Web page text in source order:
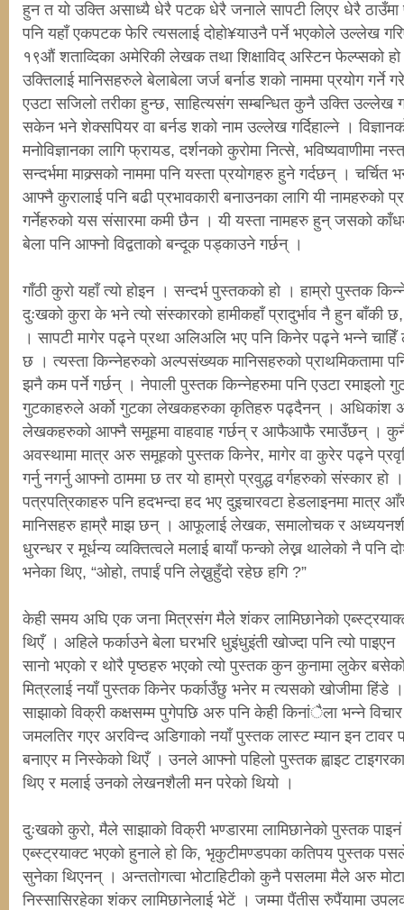
हुन त यो उक्ति असाध्यै धेरै पटक धेरै जनाले सापटी लिएर धेरै
पनि यहाँ एकपटक फेरि त्यसलाई दोहो¥याउनै पर्ने भएकोले उल्लेख
१९औं शताव्दिका अमेरिकी लेखक तथा शिक्षाविद् अस्टिन फेल्प्सको
उक्तिलाई मानिसहरुले बेलाबेला जर्ज बर्नाड शको नाममा प्रयोग गर्ने
एउटा सजिलो तरीका हुन्छ, साहित्यसंग सम्बन्धित कुनै उक्ति उल्लेख
सकेन भने शेक्सपियर वा बर्नड शको नाम उल्लेख गर्दिहाल्ने ।
मनोविज्ञानका लागि फ्रायड, दर्शनको कुरोमा नित्से, भविष्यवाणीमा
सन्दर्भमा माक्र्सको नाममा पनि यस्ता प्रयोगहरु हुने गर्दछन् । चर्चित
आफ्नै कुरालाई पनि बढी प्रभावकारी बनाउनका लागि यी नामहरुको
गर्नेहरुको यस संसारमा कमी छैन । यी यस्ता नामहरु हुन् जसको
बेला पनि आफ्नो विद्वताको बन्दूक पड्काउने गर्छन् ।
गाँठी कुरो यहाँ त्यो होइन । सन्दर्भ पुस्तकको हो । हाम्रो पुस्तक
दुःखको कुरा के भने त्यो संस्कारको हामीकहाँ प्रादुर्भाव नै हुन
। सापटी मागेर पढ्ने प्रथा अलिअलि भए पनि किनेर पढ्ने भन्ने
छ । त्यस्ता किन्नेहरुको अल्पसंख्यक मानिसहरुको प्राथमिकतामा
झनै कम पर्ने गर्छन् । नेपाली पुस्तक किन्नेहरुमा पनि एउटा रमाइलो
गुटकाहरुले अर्को गुटका लेखकहरुका कृतिहरु पढ्दैनन् । अधिकांश
लेखकहरुको आफ्नै समूहमा वाहवाह गर्छन् र आफैआफै रमाउँछन् ।
अवस्थामा मात्र अरु समूहको पुस्तक किनेर, मागेर वा कुरेर पढ्ने
गर्नु नगर्नु आफ्नो ठाममा छ तर यो हाम्रो प्रवुद्ध वर्गहरुको संस्कार
पत्रपत्रिकाहरु पनि हदभन्दा हद भए दुइचारवटा हेडलाइनमा मात्र
मानिसहरु हाम्रै माझ छन् । आफूलाई लेखक, समालोचक र
धुरन्धर र मूर्धन्य व्यक्तित्वले मलाई बायाँ फन्को लेख्न थालेको नै पनि
भनेका थिए, “ओहो, तपाईं पनि लेख्नुहुँदो रहेछ हगि ?”
केही समय अघि एक जना मित्रसंग मैले शंकर लामिछानेको
थिएँ । अहिले फर्काउने बेला घरभरि धुइंधुइंती खोज्दा पनि त्यो
सानो भएको र थोरै पृष्ठहरु भएको त्यो पुस्तक कुन कुनामा लुकेर
मित्रलाई नयाँ पुस्तक किनेर फर्काउँछु भनेर म त्यसको खोजीमा हिंडे ।
साझाको विक्री कक्षसम्म पुगेपछि अरु पनि केही किनांैला भन्ने विचार
जमलतिर गएर अरविन्द अडिगाको नयाँ पुस्तक लास्ट म्यान इन टावर
बनाएर म निस्केको थिएँ । उनले आफ्नो पहिलो पुस्तक ह्वाइट
थिए र मलाई उनको लेखनशैली मन परेको थियो ।
दुःखको कुरो, मैले साझाको विक्री भण्डारमा लामिछानेको पुस्तक
एब्स्ट्रयाक्ट भएको हुनाले हो कि, भृकुटीमण्डपका कतिपय पुस्तक
सुनेका थिएनन् । अन्ततोगत्वा भोटाहिटीको कुनै पसलमा मैले अरु
निस्सासिरहेका शंकर लामिछानेलाई भेटें । जम्मा पैंतीस रुपैंयामा